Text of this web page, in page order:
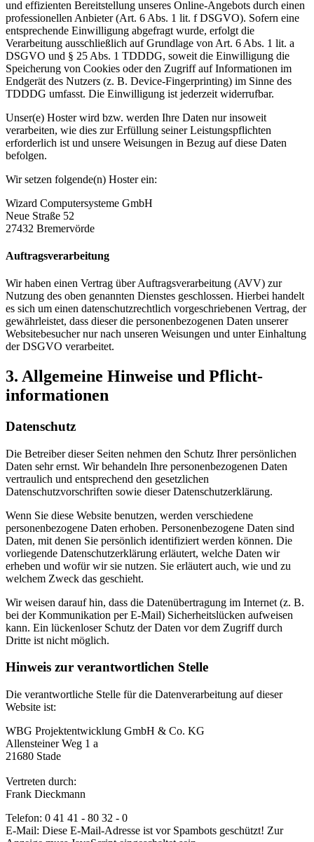
und effizienten Bereitstellung unseres Online-Angebots durch einen
professionellen Anbieter (Art. 6 Abs. 1 lit. f DSGVO). Sofern eine
entsprechende Einwilligung abgefragt wurde, erfolgt die
Verarbeitung ausschließlich auf Grundlage von Art. 6 Abs. 1 lit. a
DSGVO und § 25 Abs. 1 TDDDG, soweit die Einwilligung die
Speicherung von Cookies oder den Zugriff auf Informationen im
Endgerät des Nutzers (z. B. Device-Fingerprinting) im Sinne des
TDDDG umfasst. Die Einwilligung ist jederzeit widerrufbar.
Unser(e) Hoster wird bzw. werden Ihre Daten nur insoweit
verarbeiten, wie dies zur Erfüllung seiner Leistungspflichten
erforderlich ist und unsere Weisungen in Bezug auf diese Daten
befolgen.
Wir setzen folgende(n) Hoster ein:
Wizard Computersysteme GmbH
Neue Straße 52
27432 Bremervörde
Auftragsverarbeitung
Wir haben einen Vertrag über Auftragsverarbeitung (AVV) zur
Nutzung des oben genannten Dienstes geschlossen. Hierbei handelt
es sich um einen datenschutzrechtlich vorgeschriebenen Vertrag, der
gewährleistet, dass dieser die personenbezogenen Daten unserer
Websitebesucher nur nach unseren Weisungen und unter Einhaltung
der DSGVO verarbeitet.
3. Allgemeine Hinweise und Pflicht­
informationen
Datenschutz
Die Betreiber dieser Seiten nehmen den Schutz Ihrer persönlichen
Daten sehr ernst. Wir behandeln Ihre personenbezogenen Daten
vertraulich und entsprechend den gesetzlichen
Datenschutzvorschriften sowie dieser Datenschutzerklärung.
Wenn Sie diese Website benutzen, werden verschiedene
personenbezogene Daten erhoben. Personenbezogene Daten sind
Daten, mit denen Sie persönlich identifiziert werden können. Die
vorliegende Datenschutzerklärung erläutert, welche Daten wir
erheben und wofür wir sie nutzen. Sie erläutert auch, wie und zu
welchem Zweck das geschieht.
Wir weisen darauf hin, dass die Datenübertragung im Internet (z. B.
bei der Kommunikation per E-Mail) Sicherheitslücken aufweisen
kann. Ein lückenloser Schutz der Daten vor dem Zugriff durch
Dritte ist nicht möglich.
Hinweis zur verantwortlichen Stelle
Die verantwortliche Stelle für die Datenverarbeitung auf dieser
Website ist:
WBG Projektentwicklung GmbH & Co. KG
Allensteiner Weg 1 a
21680 Stade
Vertreten durch:
Frank Dieckmann
Telefon: 0 41 41 - 80 32 - 0
E-Mail: Diese E-Mail-Adresse ist vor Spambots geschützt! Zur